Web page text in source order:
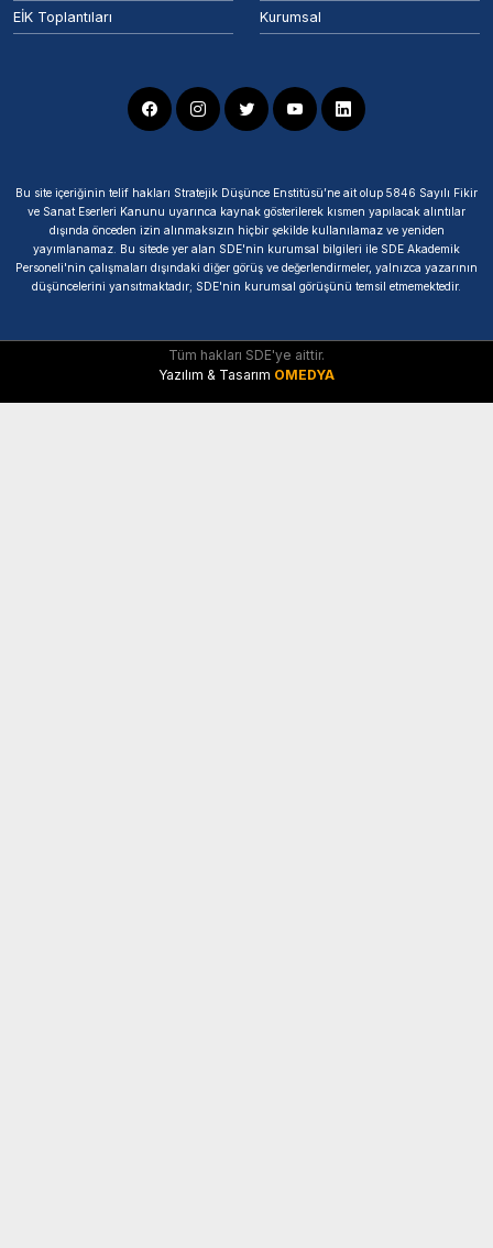
EİK Toplantıları Kurumsal
Bu site içeriğinin telif hakları Stratejik Düşünce Enstitüsü’ne ait olup 5846 Sayılı Fikir
ve Sanat Eserleri Kanunu uyarınca kaynak gösterilerek kısmen yapılacak alıntılar
dışında önceden izin alınmaksızın hiçbir şekilde kullanılamaz ve yeniden
yayımlanamaz. Bu sitede yer alan SDE'nin kurumsal bilgileri ile SDE Akademik
Personeli'nin çalışmaları dışındaki diğer görüş ve değerlendirmeler, yalnızca yazarının
düşüncelerini yansıtmaktadır; SDE'nin kurumsal görüşünü temsil etmemektedir.
Tüm hakları SDE'ye aittir.
Yazılım & Tasarım OMEDYA